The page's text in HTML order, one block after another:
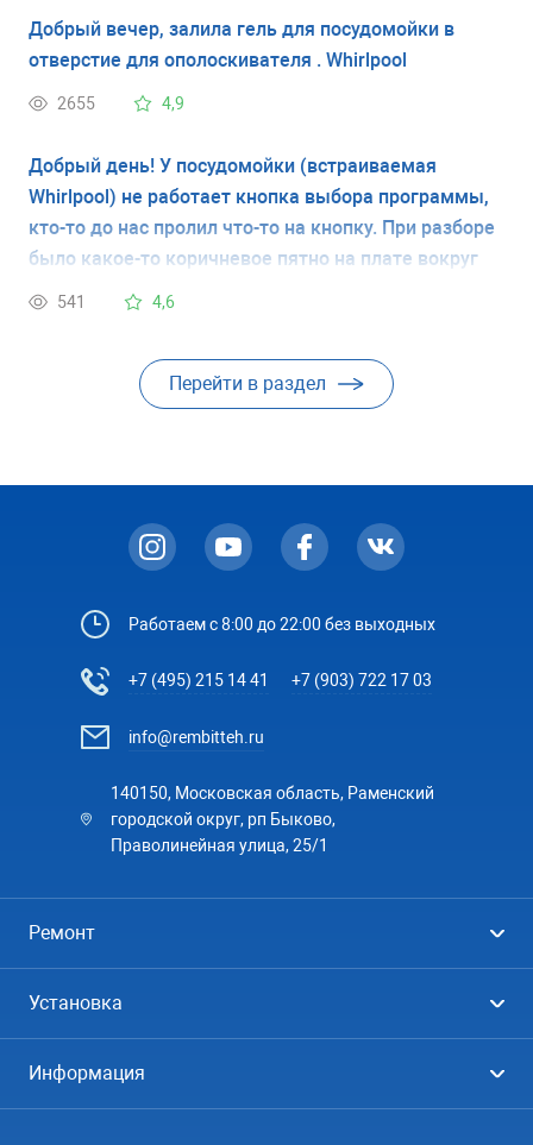
Добрый вечер, залила гель для посудомойки в
отверстие для ополоскивателя . Whirlpool
2655 4,9
Добрый день! У посудомойки (встраиваемая
Whirlpool) не работает кнопка выбора программы,
кто-то до нас пролил что-то на кнопку. При разборе
было какое-то коричневое пятно на плате вокруг
той самой впаеной кнопки. Так вот надо поменять
541 4,6
Перейти в раздел
Работаем с 8:00 до 22:00 без выходных
+7 (495) 215 14 41 +7 (903) 722 17 03
info@rembitteh.ru
140150, Московская область, Раменский
городской округ, рп Быково,
Праволинейная улица, 25/1
Ремонт
Посудомоечные машины
Установка
Информация